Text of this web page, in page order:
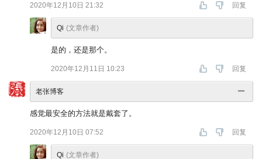
2020年12月10日 21:32 回复
Qi (文章作者)
是的，还是那个。
2020年12月11日 10:23 回复
老张博客
感觉最安全的方法就是戴套了。
2020年12月10日 07:52 回复
Qi (文章作者)